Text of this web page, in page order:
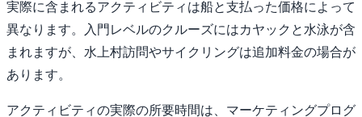
実際に含まれるアクティビティは船と支払った価格によって
異なります。入門レベルのクルーズにはカヤックと水泳が含
まれますが、水上村訪問やサイクリングは追加料金の場合が
あります。
アクティビティの実際の所要時間は、マーケティングプログ